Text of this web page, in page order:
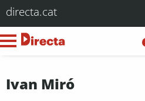
directa.cat
Ivan Miró